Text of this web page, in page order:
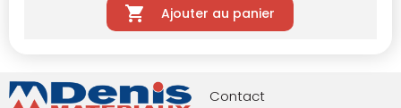
Ajouter au panier
Contact